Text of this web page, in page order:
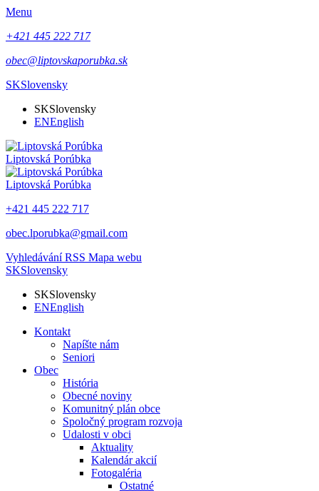
Menu
+421 445 222 717
obec@liptovskaporubka.sk
SKSlovensky
SKSlovensky
ENEnglish
Liptovská Porúbka
Liptovská Porúbka
+421 445 222 717
obec.lporubka@gmail.com
Vyhledávání RSS Mapa webu
SKSlovensky
SKSlovensky
ENEnglish
Kontakt
Napíšte nám
Seniori
Obec
História
Obecné noviny
Komunitný plán obce
Spoločný program rozvoja
Udalosti v obci
Aktuality
Kalendár akcií
Fotogaléria
Ostatné